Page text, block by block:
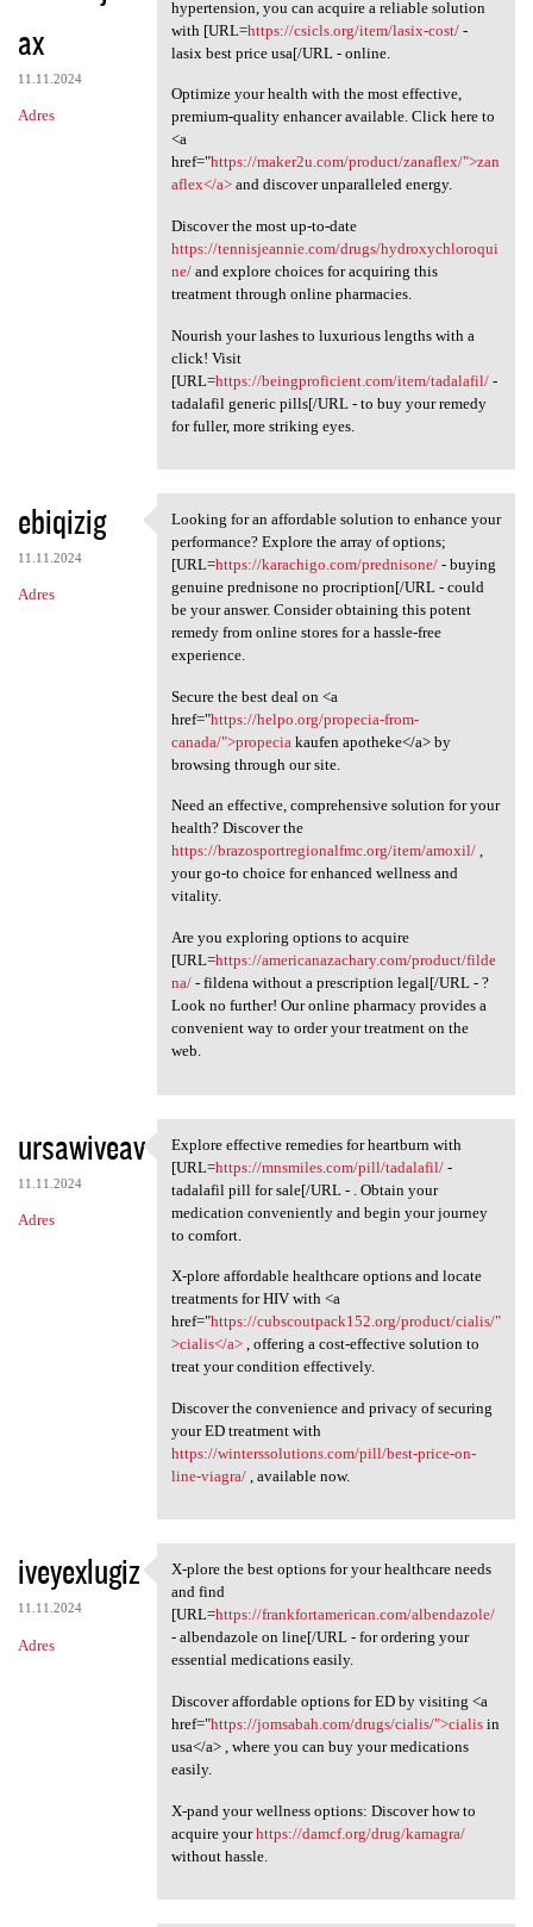
ax
11.11.2024
Adres
hypertension, you can acquire a reliable solution
with [URL=https://csicls.org/item/lasix-cost/-
lasix best price usa[/URL - online.
Optimize your health with the most effective,
premium-quality enhancer available. Click here to
<a
href="https://maker2u.com/product/zanaflex/">zan
aflex</a>and discover unparalleled energy.
Discover the most up-to-date
https://tennisjeannie.com/drugs/hydroxychloroqui
ne/and explore choices for acquiring this
treatment through online pharmacies.
Nourish your lashes to luxurious lengths with a
click! Visit
[URL=https://beingproficient.com/item/tadalafil/-
tadalafil generic pills[/URL - to buy your remedy
for fuller, more striking eyes.
ebiqizig
11.11.2024
Adres
Looking for an affordable
Looking for an affordable solution to enhance your
performance? Explore the array of options;
[URL=https://karachigo.com/prednisone/- buying
genuine prednisone no procription[/URL - could
be your answer. Consider obtaining this potent
remedy from online stores for a hassle-free
experience.
Secure the best deal on <a
href="https://helpo.org/propecia-from-
canada/">propecia kaufen apotheke</a> by
browsing through our site.
Need an effective, comprehensive solution for your
health? Discover the
https://brazosportregionalfmc.org/item/amoxil/,
your go-to choice for enhanced wellness and
vitality.
Are you exploring options to acquire
[URL=https://americanazachary.com/product/filde
na/- fildena without a prescription legal[/URL - ?
Look no further! Our online pharmacy provides a
convenient way to order your treatment on the
web.
ursawiveav
11.11.2024
Adres
Explore effective remedies
Explore effective remedies for heartburn with
[URL=https://mnsmiles.com/pill/tadalafil/-
tadalafil pill for sale[/URL - . Obtain your
medication conveniently and begin your journey
to comfort.
X-plore affordable healthcare options and locate
treatments for HIV with <a
href="https://cubscoutpack152.org/product/cialis/"
>cialis</a>, offering a cost-effective solution to
treat your condition effectively.
Discover the convenience and privacy of securing
your ED treatment with
https://winterssolutions.com/pill/best-price-on-
line-viagra/, available now.
iveyexlugiz
11.11.2024
Adres
X-plore the best options for
X-plore the best options for your healthcare needs
and find
[URL=https://frankfortamerican.com/albendazole/
- albendazole on line[/URL - for ordering your
essential medications easily.
Discover affordable options for ED by visiting <a
href="https://jomsabah.com/drugs/cialis/">cialisin
usa</a> , where you can buy your medications
easily.
X-pand your wellness options: Discover how to
acquire yourhttps://damcf.org/drug/kamagra/
without hassle.